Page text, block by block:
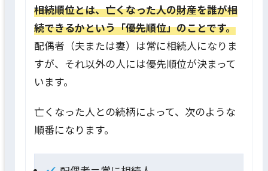
相続順位とは、亡くなった人の財産を誰が相
続できるかという「優先順位」のことです。
配偶者（夫または妻）は常に相続人になりま
すが、それ以外の人には優先順位が決まって
います。
亡くなった人との続柄によって、次のような
順番になります。